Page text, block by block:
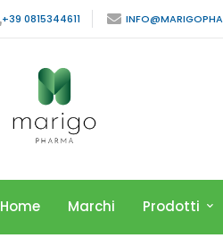
+39 0815344611
Home Marchi Prodotti